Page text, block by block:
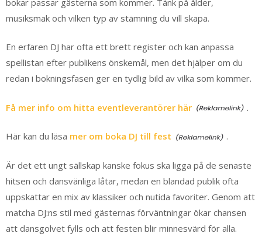
musiksmak och vilken typ av stämning du vill skapa.
En erfaren DJ har ofta ett brett register och kan anpassa
spellistan efter publikens önskemål, men det hjälper om du
redan i bokningsfasen ger en tydlig bild av vilka som kommer.
Få mer info om hitta eventleverantörer här .
Här kan du läsa mer om boka DJ till fest .
Är det ett ungt sällskap kanske fokus ska ligga på de senaste
hitsen och dansvänliga låtar, medan en blandad publik ofta
uppskattar en mix av klassiker och nutida favoriter. Genom att
matcha DJ:ns stil med gästernas förväntningar ökar chansen
att dansgolvet fylls och att festen blir minnesvärd för alla.